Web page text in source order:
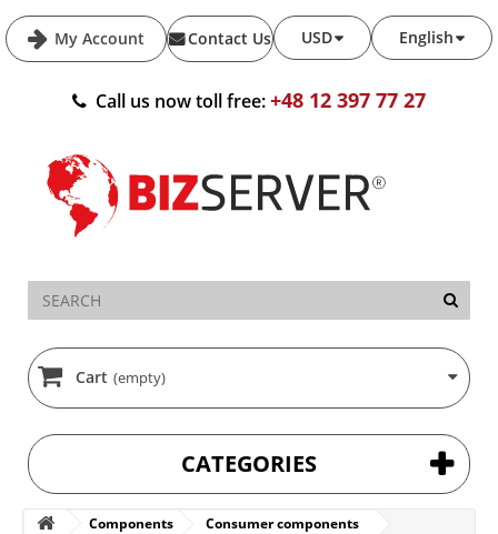
My Account English
USD
Contact Us
Call us now toll free:+48 12 397 77 27
Cart (empty)
CATEGORIES
Components
Consumer components